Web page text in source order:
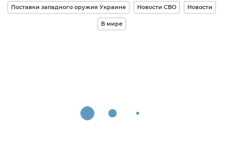
Поставки западного оружия Украине Новости СВО Новости
В мире